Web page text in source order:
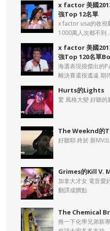
x factor 美國
強Top 12名單
x factor usa的收視
1000萬人次都不到
x factor 美國
強Top 120名單
海選表現很傑出的
離決賽還很遙遠 期
Hurts的Lights
驚 風格大變 好聽的
The Weeknd的
好聽耶 終於 新MV
Grimes的Kill V.
加拿大才女 電音愛
翻譯成髒點
The Chemical
推一下化學兄弟新